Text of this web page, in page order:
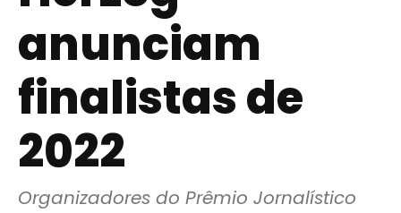
anunciam
finalistas de
2022
Organizadores do Prêmio Jornalístico